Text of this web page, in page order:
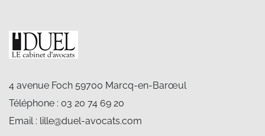
4 avenue Foch 59700 Marcq-en-Barœul
Téléphone : 03 20 74 69 20
Email : lille@duel-avocats.com